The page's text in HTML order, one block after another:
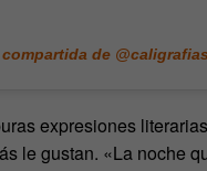
de
expresiones
le gustan. «La noche